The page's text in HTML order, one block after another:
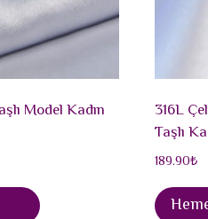
Model Kadın
316L
Taşlı
189.90₺